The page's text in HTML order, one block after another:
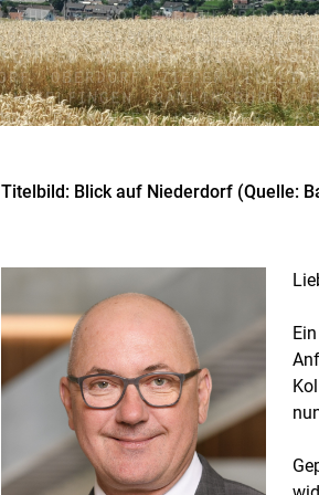
Titelbild: Blick auf Niederdorf (Quelle: